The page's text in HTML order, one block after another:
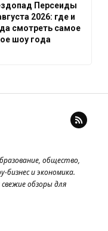
Персеиды
2026: где и
смотреть самое
шоу года
общество,
и экономика.
обзоры для